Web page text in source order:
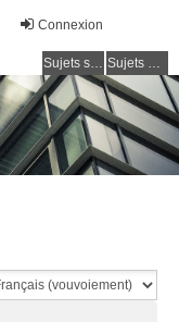
Connexion
Sujets sans réponse Sujets actifs